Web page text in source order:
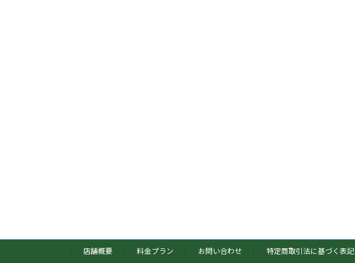
店舗概要 料金プラン お問い合わせ 特定商取引法に基づく表記